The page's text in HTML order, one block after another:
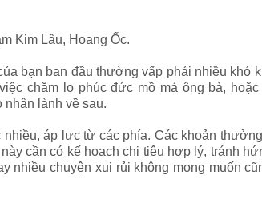
Kim Lâu, Hoang Ốc.
bạn ban đầu thường vấp phải nhiều khó
chăm lo phúc đức mồ mả ông bà,
lành về sau.
áp lực từ các phía. Các khoản
cần có kế hoạch chi tiêu hợp lý, tránh
chuyện xui rủi không mong muốn